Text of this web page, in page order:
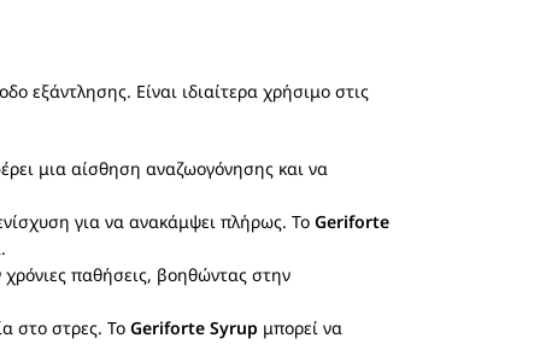
εξάντλησης. Είναι ιδιαίτερα χρήσιμο στις
μια αίσθηση αναζωογόνησης και να
για να ανακάμψει πλήρως. Το Geriforte
παθήσεις, βοηθώντας στην
στο στρες. Το Geriforte Syrup μπορεί να